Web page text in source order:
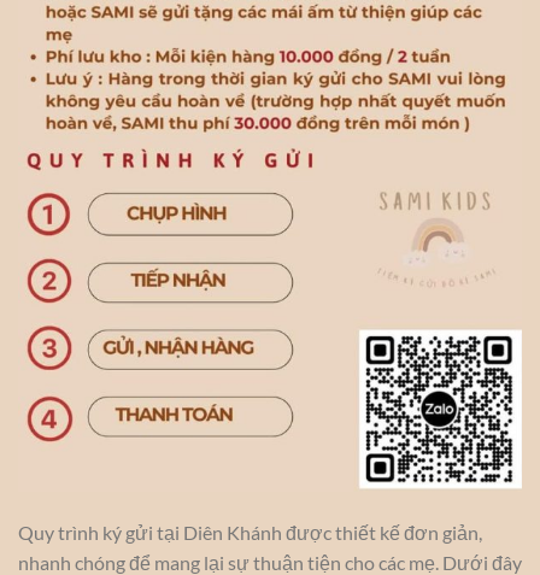
Quy trình ký gửi tại Diên Khánh được thiết kế đơn giản,
nhanh chóng để mang lại sự thuận tiện cho các mẹ. Dưới đây